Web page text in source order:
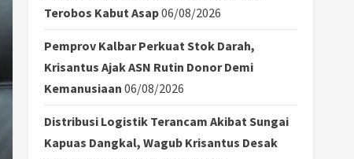
Terobos Kabut Asap06/08/2026
Pemprov Kalbar Perkuat Stok Darah,
Krisantus Ajak ASN Rutin Donor Demi
Kemanusiaan 06/08/2026
Distribusi Logistik Terancam Akibat Sungai
Kapuas Dangkal, Wagub Krisantus Desak